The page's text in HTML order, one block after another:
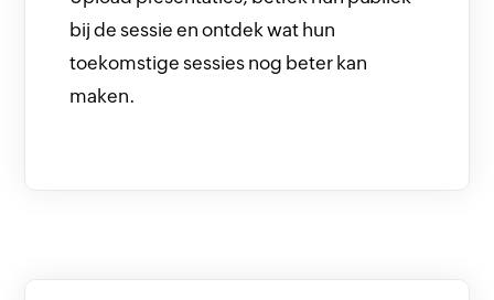
bij de sessie en ontdek wat hun
toekomstige sessies nog beter kan
maken.